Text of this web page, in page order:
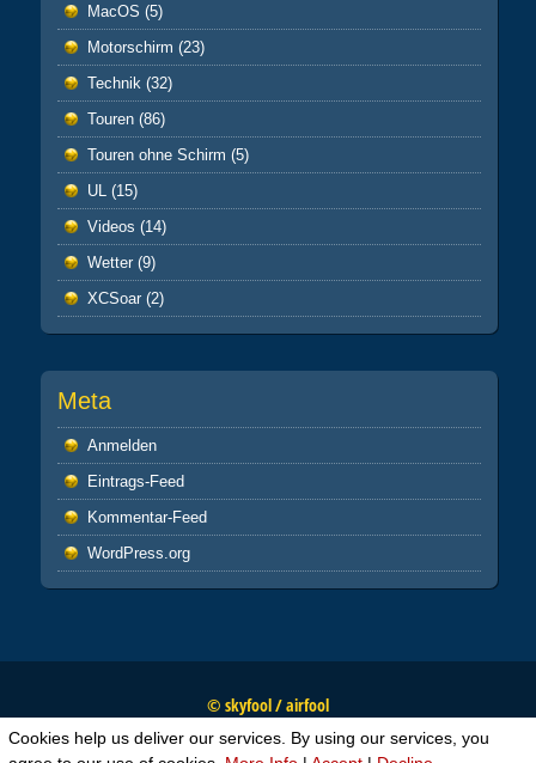
MacOS (5)
Motorschirm (23)
Technik (32)
Touren(86)
Touren ohne Schirm (5)
UL
(15)
Videos (14)
Wetter(9)
XCSoar(2)
Meta
Anmelden
Eintrags-Feed
Kommentar-Feed
WordPress.org
© skyfool / airfool
Cookies help us deliver our services. By using our services, you